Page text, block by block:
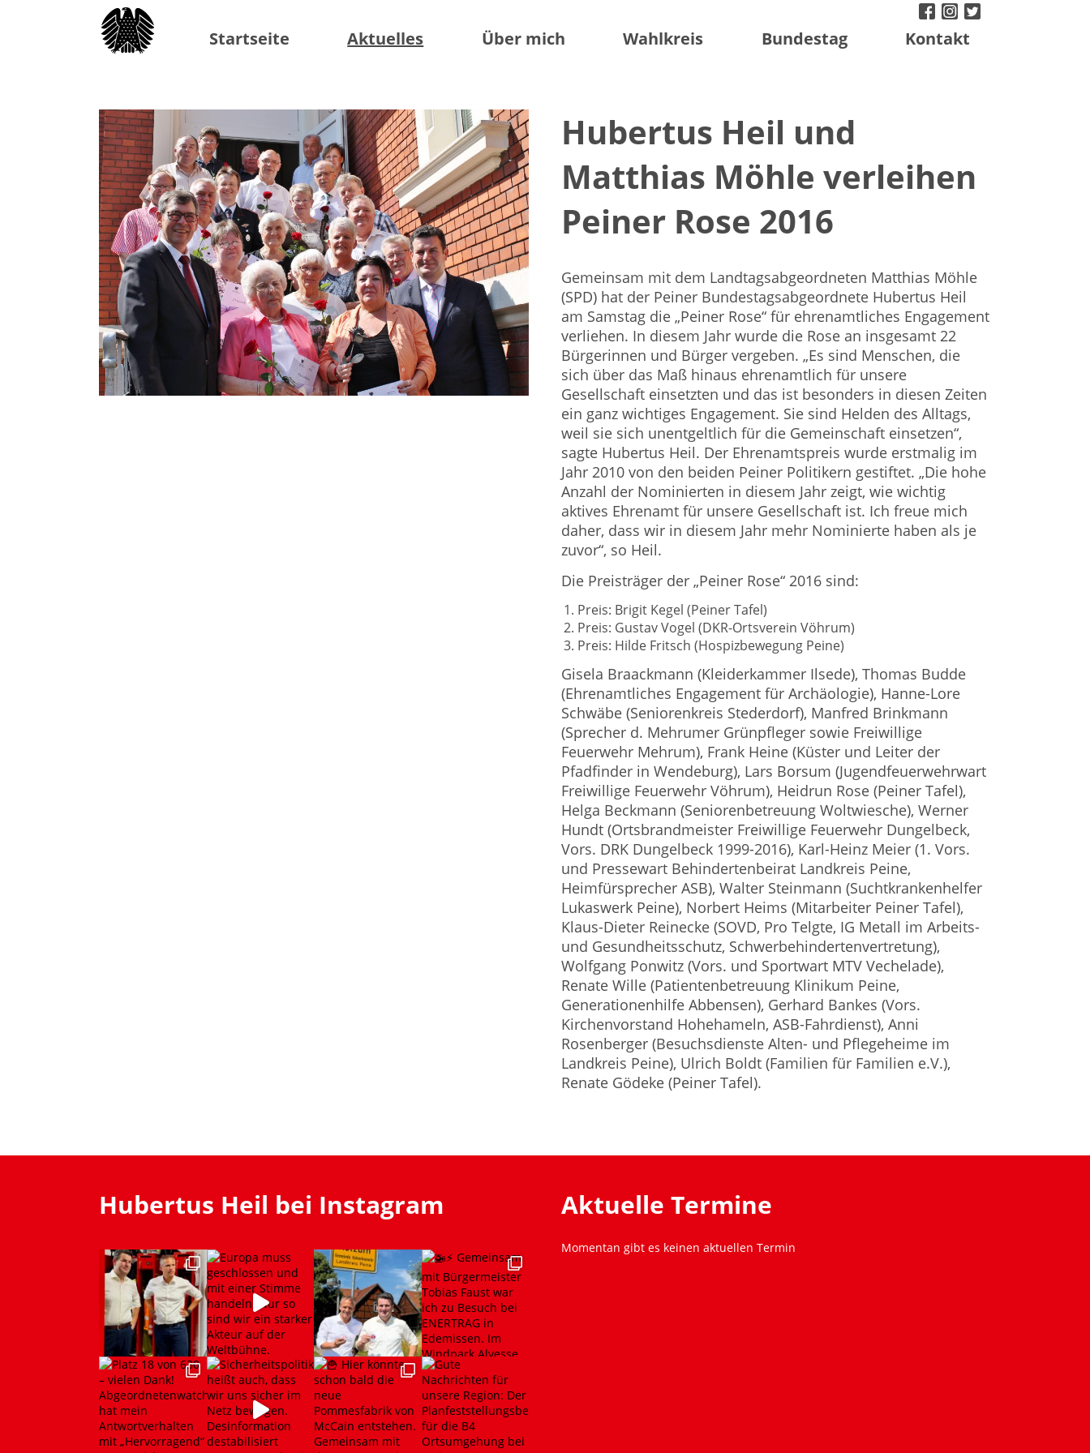
facebook
instagram
twitter
Startseite Aktuelles Über mich Wahlkreis Bundestag Kontakt
Hubertus Heil und
Matthias Möhle verleihen
Peiner Rose 2016
Gemeinsam mit dem Landtagsabgeordneten Matthias Möhle
(SPD) hat der Peiner Bundestagsabgeordnete Hubertus Heil
am Samstag die „Peiner Rose“ für ehrenamtliches Engagement
verliehen. In diesem Jahr wurde die Rose an insgesamt 22
Bürgerinnen und Bürger vergeben. „Es sind Menschen, die
sich über das Maß hinaus ehrenamtlich für unsere
Gesellschaft einsetzten und das ist besonders in diesen Zeiten
ein ganz wichtiges Engagement. Sie sind Helden des Alltags,
weil sie sich unentgeltlich für die Gemeinschaft einsetzen“,
sagte Hubertus Heil. Der Ehrenamtspreis wurde erstmalig im
Jahr 2010 von den beiden Peiner Politikern gestiftet. „Die hohe
Anzahl der Nominierten in diesem Jahr zeigt, wie wichtig
aktives Ehrenamt für unsere Gesellschaft ist. Ich freue mich
daher, dass wir in diesem Jahr mehr Nominierte haben als je
zuvor“, so Heil.
Die Preisträger der „Peiner Rose“ 2016 sind:
Preis: Brigit Kegel (Peiner Tafel)
Preis: Gustav Vogel (DKR-Ortsverein Vöhrum)
Preis: Hilde Fritsch (Hospizbewegung Peine)
Gisela Braackmann (Kleiderkammer Ilsede), Thomas Budde
(Ehrenamtliches Engagement für Archäologie), Hanne-Lore
Schwäbe (Seniorenkreis Stederdorf), Manfred Brinkmann
(Sprecher d. Mehrumer Grünpfleger sowie Freiwillige
Feuerwehr Mehrum), Frank Heine (Küster und Leiter der
Pfadfinder in Wendeburg), Lars Borsum (Jugendfeuerwehrwart
Freiwillige Feuerwehr Vöhrum), Heidrun Rose (Peiner Tafel),
Helga Beckmann (Seniorenbetreuung Woltwiesche), Werner
Hundt (Ortsbrandmeister Freiwillige Feuerwehr Dungelbeck,
Vors. DRK Dungelbeck 1999-2016), Karl-Heinz Meier (1. Vors.
und Pressewart Behindertenbeirat Landkreis Peine,
Heimfürsprecher ASB), Walter Steinmann (Suchtkrankenhelfer
Lukaswerk Peine), Norbert Heims (Mitarbeiter Peiner Tafel),
Klaus-Dieter Reinecke (SOVD, Pro Telgte, IG Metall im Arbeits-
und Gesundheitsschutz, Schwerbehindertenvertretung),
Wolfgang Ponwitz (Vors. und Sportwart MTV Vechelade),
Renate Wille (Patientenbetreuung Klinikum Peine,
Generationenhilfe Abbensen), Gerhard Bankes (Vors.
Kirchenvorstand Hohehameln, ASB-Fahrdienst), Anni
Rosenberger (Besuchsdienste Alten- und Pflegeheime im
Landkreis Peine), Ulrich Boldt (Familien für Familien e.V.),
Renate Gödeke (Peiner Tafel).
Hubertus Heil bei Instagram Aktuelle Termine
Momentan gibt es keinen aktuellen Termin